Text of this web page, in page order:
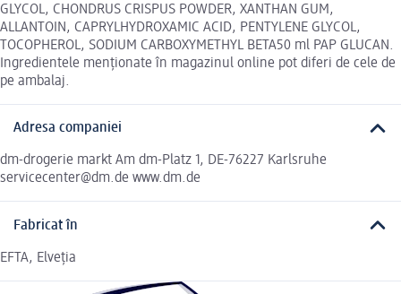
GLYCOL, CHONDRUS CRISPUS POWDER, XANTHAN GUM,
ALLANTOIN, CAPRYLHYDROXAMIC ACID, PENTYLENE GLYCOL,
TOCOPHEROL, SODIUM CARBOXYMETHYL BETA50 ml PAP GLUCAN.
Ingredientele menționate în magazinul online pot diferi de cele de
pe ambalaj.
Adresa companiei
dm-drogerie markt Am dm-Platz 1, DE-76227 Karlsruhe
servicecenter@dm.de www.dm.de
Fabricat în
EFTA, Elveția